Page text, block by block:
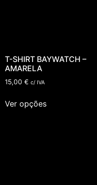
T-SHIRT BAYWATCH –
AMARELA
15,00 € c/ IVA
Ver opções